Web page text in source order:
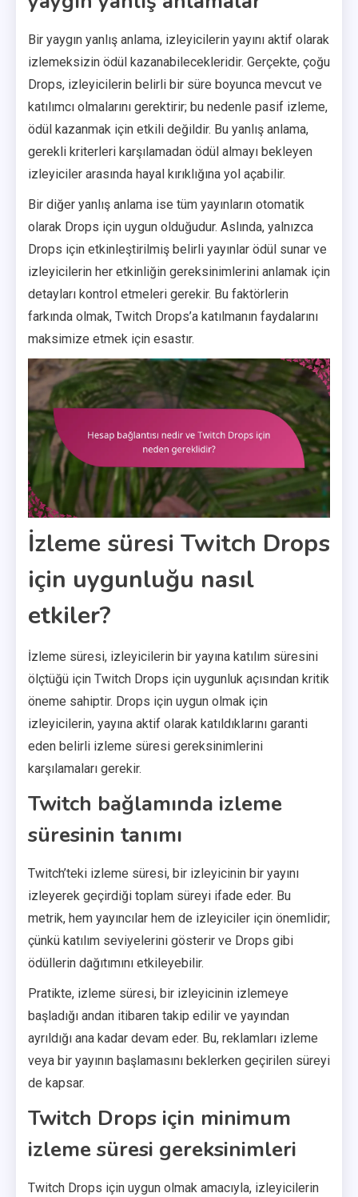
Bir yaygın yanlış anlama, izleyicilerin yayını aktif olarak
izlemeksizin ödül kazanabilecekleridir. Gerçekte, çoğu
Drops, izleyicilerin belirli bir süre boyunca mevcut ve
katılımcı olmalarını gerektirir; bu nedenle pasif izleme,
ödül kazanmak için etkili değildir. Bu yanlış anlama,
gerekli kriterleri karşılamadan ödül almayı bekleyen
izleyiciler arasında hayal kırıklığına yol açabilir.
Bir diğer yanlış anlama ise tüm yayınların otomatik
olarak Drops için uygun olduğudur. Aslında, yalnızca
Drops için etkinleştirilmiş belirli yayınlar ödül sunar ve
izleyicilerin her etkinliğin gereksinimlerini anlamak için
detayları kontrol etmeleri gerekir. Bu faktörlerin
farkında olmak, Twitch Drops’a katılmanın faydalarını
maksimize etmek için esastır.
İzleme süresi Twitch Drops
için uygunluğu nasıl
etkiler?
İzleme süresi, izleyicilerin bir yayına katılım süresini
ölçtüğü için Twitch Drops için uygunluk açısından kritik
öneme sahiptir. Drops için uygun olmak için
izleyicilerin, yayına aktif olarak katıldıklarını garanti
eden belirli izleme süresi gereksinimlerini
karşılamaları gerekir.
Twitch bağlamında izleme
süresinin tanımı
Twitch’teki izleme süresi, bir izleyicinin bir yayını
izleyerek geçirdiği toplam süreyi ifade eder. Bu
metrik, hem yayıncılar hem de izleyiciler için önemlidir;
çünkü katılım seviyelerini gösterir ve Drops gibi
ödüllerin dağıtımını etkileyebilir.
Pratikte, izleme süresi, bir izleyicinin izlemeye
başladığı andan itibaren takip edilir ve yayından
ayrıldığı ana kadar devam eder. Bu, reklamları izleme
veya bir yayının başlamasını beklerken geçirilen süreyi
de kapsar.
Twitch Drops için minimum
izleme süresi gereksinimleri
Twitch Drops için uygun olmak amacıyla, izleyicilerin